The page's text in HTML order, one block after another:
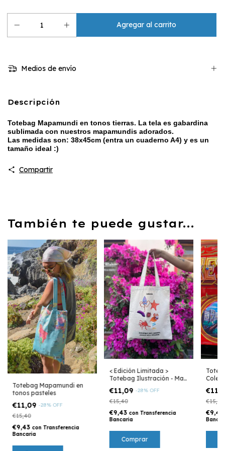
Medios de envío
Descripción
Totebag Mapamundi en tonos tierras. La tela es gabardina
sublimada con nuestros mapamundis adorados.
Las medidas son: 38x45cm (entra un cuaderno A4) y es un
tamaño ideal :)
Compartir
También te puede gustar...
Totebag Mapamundi en
tonos pasteles
€11,09 -28% OFF
€15,40
€9,43 con Transferencia
Bancaria
< Edición Limitada >
Totebag Ilustración - Mar
€11,09 -28% OFF
€15,40
€9,43 con Transferencia
Bancaria
€15,40
€9,43